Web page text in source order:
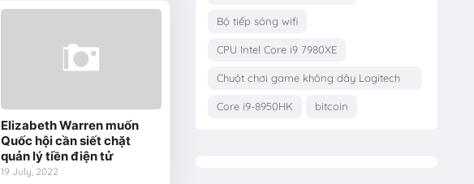
Elizabeth Warren muốn
Quốc hội cần siết chặt
quản lý tiền điện tử
19 July, 2022
Bộ tiếp sóng wifi
CPU Intel Core i9 7980XE
Chuột chơi game không dây Logitech
G703
Core i9-8950HK bitcoin